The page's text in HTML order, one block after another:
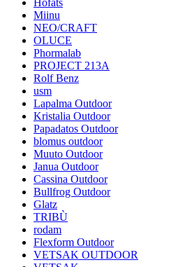
Höfats
Miinu
NEO/CRAFT
OLUCE
Phormalab
PROJECT 213A
Rolf Benz
usm
Lapalma Outdoor
Kristalia Outdoor
Papadatos Outdoor
blomus outdoor
Muuto Outdoor
Janua Outdoor
Cassina Outdoor
Bullfrog Outdoor
Glatz
TRIBÙ
rodam
Flexform Outdoor
VETSAK OUTDOOR